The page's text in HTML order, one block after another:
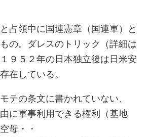
占領中に国連憲章（国連軍）と
の。ダレスのトリック（詳細は
９５２年の日本独立後は日米安
在している。
テの条文に書かれていない、
に軍事利用できる権利（基地
母・・